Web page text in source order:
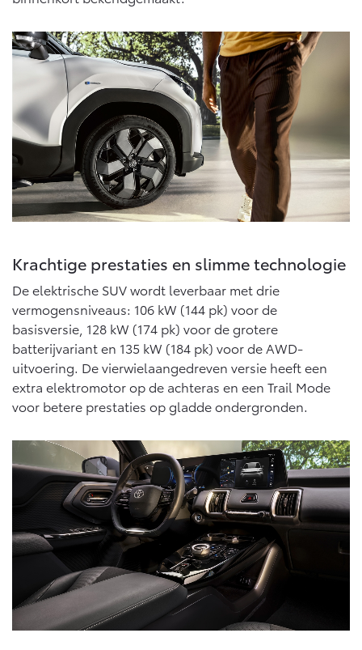
Land Cruiser (excl. BTW)
Vanaf € 89.986,-
Krachtige prestaties en slimme technologie
De elektrische SUV wordt leverbaar met drie
vermogensniveaus: 106 kW (144 pk) voor de
basisversie, 128 kW (174 pk) voor de grotere
batterijvariant en 135 kW (184 pk) voor de AWD-
uitvoering. De vierwielaangedreven versie heeft een
extra elektromotor op de achteras en een Trail Mode
voor betere prestaties op gladde ondergronden.